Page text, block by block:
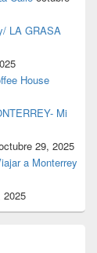
LA GRASA
House
Mi
29, 2025
a Monterrey
2025